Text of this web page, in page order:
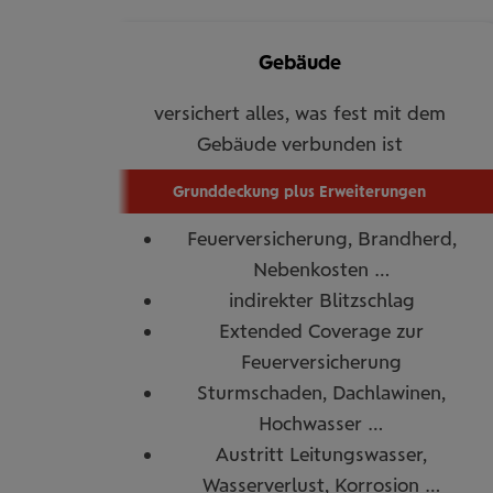
Gebäude
versichert alles, was fest mit dem
Gebäude verbunden ist
Grunddeckung plus Erweiterungen
Feuerversicherung, Brandherd,
Nebenkosten …
indirekter Blitzschlag
Extended Coverage zur
Feuerversicherung
Sturmschaden, Dachlawinen,
Hochwasser …
Austritt Leitungswasser,
Wasserverlust, Korrosion …